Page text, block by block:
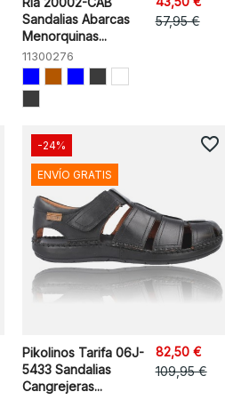
Sandalias Abarcas
Menorquinas...
11300276
57,95 €
Pikolinos Tarifa 06J-
5433 Sandalias
Cangrejeras...
82,50 €
109,95 €
-24%
ENVÍO GRATIS
favorite_border